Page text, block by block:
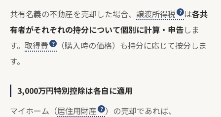
共有名義の不動産を売却した場合、 譲渡所得税 は各共
有者がそれぞれの持分について個別に計算・申告しま
す。 取得費
（購入時の価格）も持分に応じて按分しま
す。
3,000万円特別控除は各自に適用
マイホーム（居住用財産
）の売却であれば、